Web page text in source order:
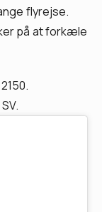
flyrejse.
på at forkæle